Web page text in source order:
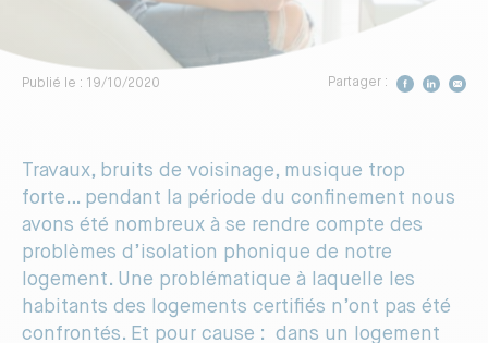
Publié le : 19/10/2020 Partager :
Travaux, bruits de voisinage, musique trop
forte… pendant la période du confinement nous
avons été nombreux à se rendre compte des
problèmes d’isolation phonique de notre
logement. Une problématique à laquelle les
habitants des logements certifiés n’ont pas été
confrontés. Et pour cause : dans un logement
l’environnement
Préférez un professionnel reconnu
DÉCOUVRIR LA CERTIFICATION